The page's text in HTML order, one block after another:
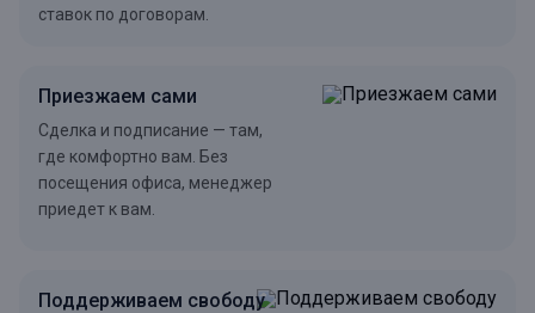
ставок по договорам.
Приезжаем сами
Сделка и подписание — там,
где комфортно вам. Без
посещения офиса, менеджер
приедет к вам.
Поддерживаем свободу